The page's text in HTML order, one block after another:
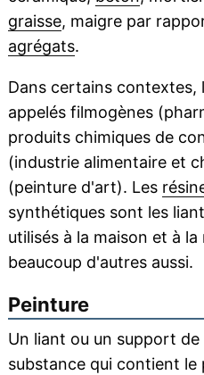
graisse, maigre par
agrégats.
Dans certains contextes,
appelés filmogènes
produits chimiques de
(industrie alimentaire et
(peinture d'art). Les
synthétiques sont les
utilisés à la maison et à
beaucoup d'autres aussi.
Peinture
Un liant ou un support
substance qui contient